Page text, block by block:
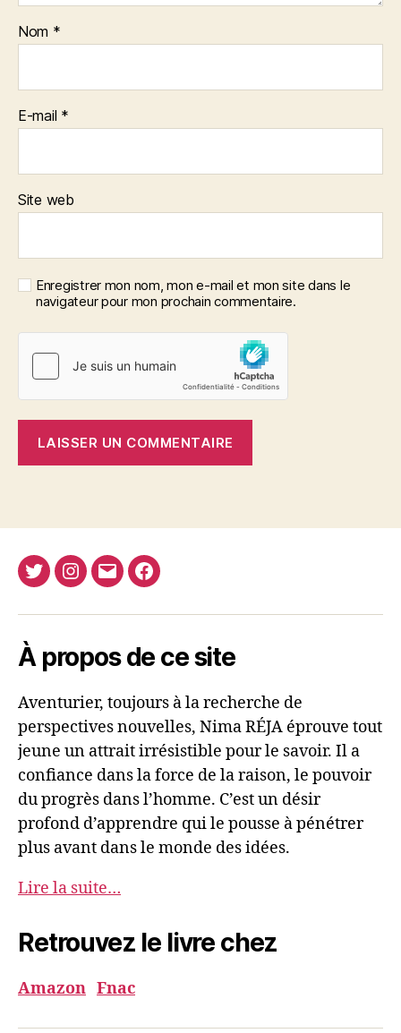
Nom *
E-mail *
Site web
Enregistrer mon nom, mon e-mail et mon site dans le
navigateur pour mon prochain commentaire.
TwitterInstagram
E-
Facebook
À propos de ce site
Aventurier, toujours à la recherche de
perspectives nouvelles, Nima RÉJA éprouve tout
jeune un attrait irrésistible pour le savoir. Il a
confiance dans la force de la raison, le pouvoir
du progrès dans l’homme. C’est un désir
profond d’apprendre qui le pousse à pénétrer
plus avant dans le monde des idées.
Lire la suite…
Retrouvez le livre chez
Amazon Fnac